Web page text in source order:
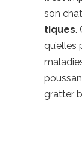
son
tiques.
gratter